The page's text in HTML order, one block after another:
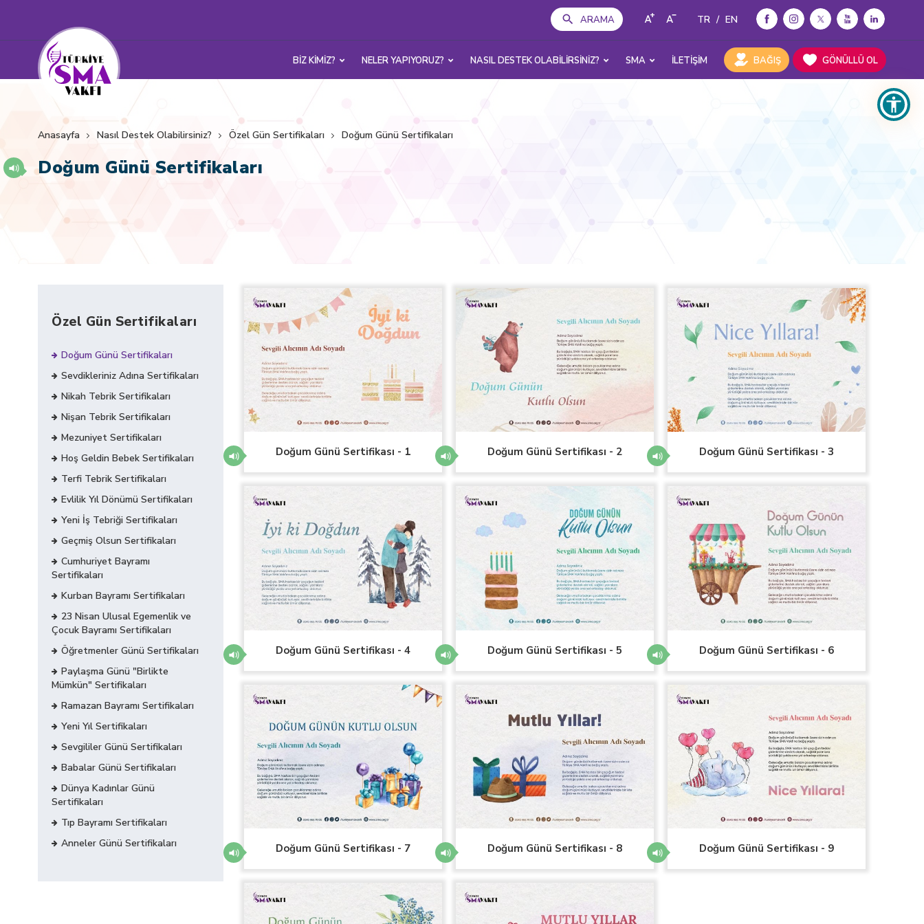
ARAMA TR / EN
BİZ KİMİZ? NELER YAPIYORUZ? NASIL DESTEK OLABİLİRSİNİZ? SMA İLETİŞİM BAĞIŞ GÖNÜLLÜ OL
Anasayfa Nasıl Destek Olabilirsiniz? Özel Gün Sertifikaları Doğum Günü Sertifikaları
Doğum Günü Sertifikaları
Özel Gün Sertifikaları
Doğum Günü Sertifikaları
Sevdikleriniz Adına Sertifikaları
Nikah Tebrik Sertifikaları
Nişan Tebrik Sertifikaları
Mezuniyet Sertifikaları
Hoş Geldin Bebek Sertifikaları
Terfi Tebrik Sertifikaları
Evlilik Yıl Dönümü Sertifikaları
Yeni İş Tebriği Sertifikaları
Geçmiş Olsun Sertifikaları
Cumhuriyet Bayramı
Sertifikaları
Kurban Bayramı Sertifikaları
23 Nisan Ulusal Egemenlik ve
Çocuk Bayramı Sertifikaları
Öğretmenler Günü Sertifikaları
Paylaşma Günü "Birlikte
Mümkün" Sertifikaları
Ramazan Bayramı Sertifikaları
Yeni Yıl Sertifikaları
Sevgililer Günü Sertifikaları
Babalar Günü Sertifikaları
Dünya Kadınlar Günü
Sertifikaları
Tıp Bayramı Sertifikaları
Anneler Günü Sertifikaları
Doğum Günü Sertifikası - 1 Doğum Günü Sertifikası - 2 Doğum Günü Sertifikası - 3
Doğum Günü Sertifikası - 4 Doğum Günü Sertifikası - 5 Doğum Günü Sertifikası - 6
Doğum Günü Sertifikası - 7 Doğum Günü Sertifikası - 8 Doğum Günü Sertifikası - 9